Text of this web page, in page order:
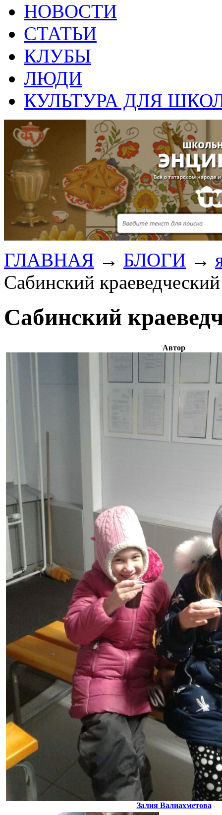
НОВОСТИ
СТАТЬИ
КЛУБЫ
ЛЮДИ
КУЛЬТУРА ДЛЯ
ГЛАВНАЯ → БЛОГИ →
Сабинский
Сабинский
Автор
Залия Валиахметова